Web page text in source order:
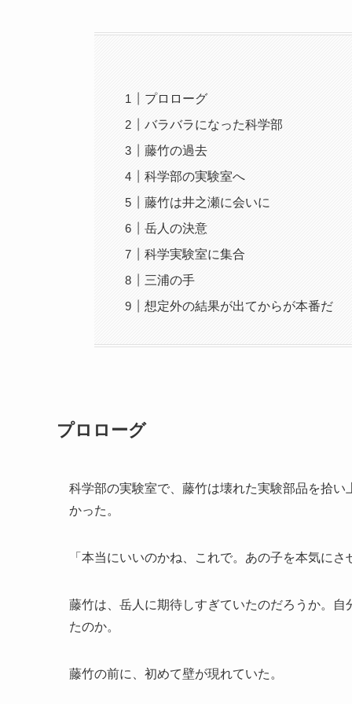
プロローグ
バラバラになった科学部
藤竹の過去
科学部の実験室へ
藤竹は井之瀬に会いに
岳人の決意
科学実験室に集合
三浦の手
想定外の結果が出てからが本番だ
プロローグ
科学部の実験室で、藤竹は壊れた実験部品を拾
かった。
「本当にいいのかね、これで。あの子を本気に
藤竹は、岳人に期待しすぎていたのだろうか。
たのか。
藤竹の前に、初めて壁が現れていた。